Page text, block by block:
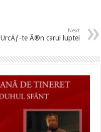
Next
UrcÄƒ-te Ã®n carul luptei